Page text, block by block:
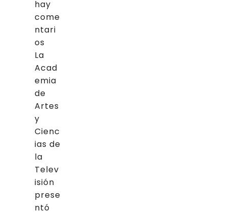
hay
come
ntari
os
La
Acad
emia
de
Artes
y
Cienc
ias de
la
Telev
isión
prese
ntó